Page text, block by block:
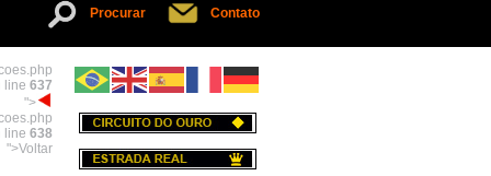
Procurar Contato
line 637
">
line 638
">Voltar